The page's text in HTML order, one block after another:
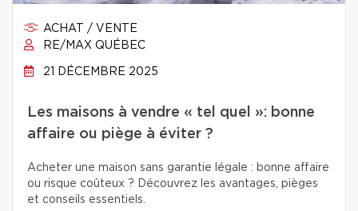
ACHAT / VENTE
RE/MAX QUÉBEC
21 DÉCEMBRE 2025
Les maisons à vendre « tel quel »: bonne
affaire ou piège à éviter ?
Acheter une maison sans garantie légale : bonne affaire
ou risque coûteux ? Découvrez les avantages, pièges
et conseils essentiels.